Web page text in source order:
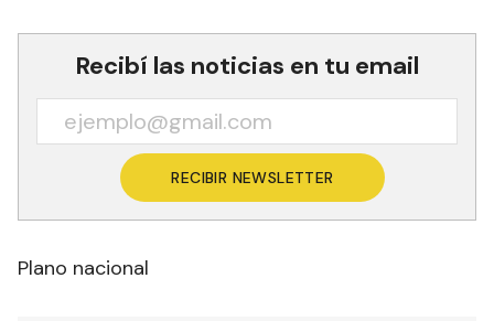
Recibí las noticias en tu email
RECIBIR NEWSLETTER
Plano nacional